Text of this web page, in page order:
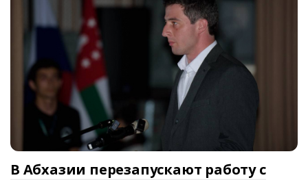
В Абхазии перезапускают работу с